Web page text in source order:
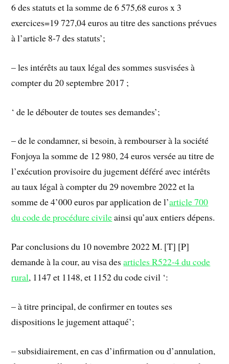
6 des statuts et la somme de 6 575,68 euros x 3
exercices=19 727,04 euros au titre des sanctions prévues
à l’article 8-7 des statuts’;
– les intérêts au taux légal des sommes susvisées à
compter du 20 septembre 2017 ;
‘ de le débouter de toutes ses demandes’;
– de le condamner, si besoin, à rembourser à la société
Fonjoya la somme de 12 980, 24 euros versée au titre de
l’exécution provisoire du jugement déféré avec intérêts
au taux légal à compter du 29 novembre 2022 et la
somme de 4’000 euros par application de l’article 700
du code de procédure civileainsi qu’aux entiers dépens.
Par conclusions du 10 novembre 2022 M. [T] [P]
demande à la cour, au visa desarticles R522-4 du code
rural, 1147 et 1148, et 1152 du code civil ‘:
– à titre principal, de confirmer en toutes ses
dispositions le jugement attaqué’;
– subsidiairement, en cas d’infirmation ou d’annulation,